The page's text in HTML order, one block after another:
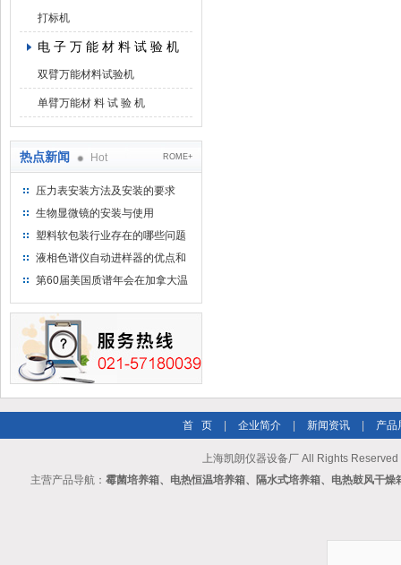
打标机
电 子 万 能 材 料 试 验 机
双臂万能材料试验机
单臂万能材 料 试 验 机
热点新闻 Hot ROME+
压力表安装方法及安装的要求
生物显微镜的安装与使用
塑料软包装行业存在的哪些问题
液相色谱仪自动进样器的优点和
维护
第60届美国质谱年会在加拿大温
首 页 企业简介 新闻资讯 产品
上海凯朗仪器设备厂 All Rights Reserved
主营产品导航： 霉菌培养箱、电热恒温培养箱、隔水式培养箱、电热鼓风干